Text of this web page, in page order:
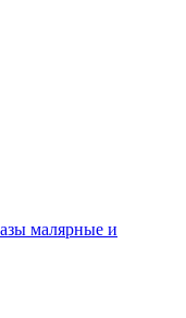
малярные и